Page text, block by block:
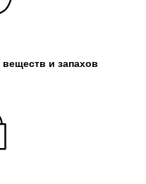
и запахов